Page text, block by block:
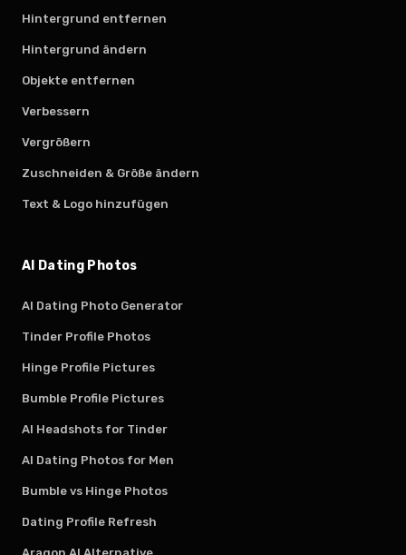
Hintergrund entfernen
Hintergrund ändern
Objekte entfernen
Verbessern
Vergrößern
Zuschneiden & Größe ändern
Text & Logo hinzufügen
AI Dating Photos
AI Dating Photo Generator
Tinder Profile Photos
Hinge Profile Pictures
Bumble Profile Pictures
AI Headshots for Tinder
AI Dating Photos for Men
Bumble vs Hinge Photos
Dating Profile Refresh